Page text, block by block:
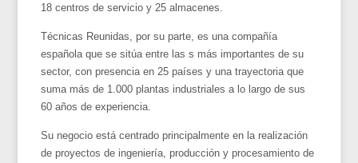
18 centros de servicio y 25 almacenes.
Técnicas Reunidas, por su parte, es una compañía
española que se sitúa entre las s más importantes de su
sector, con presencia en 25 países y una trayectoria que
suma más de 1.000 plantas industriales a lo largo de sus
60 años de experiencia.
Su negocio está centrado principalmente en la realización
de proyectos de ingeniería, producción y procesamiento de